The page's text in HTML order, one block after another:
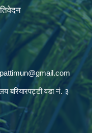
बरियारपट्टी वडा नं. ३